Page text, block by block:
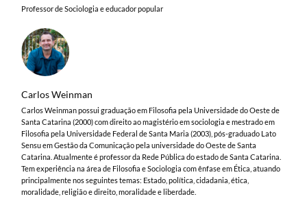
Professor de Sociologia e educador popular
Carlos Weinman
Carlos Weinman possui graduação em Filosofia pela Universidade do Oeste de
Santa Catarina (2000) com direito ao magistério em sociologia e mestrado em
Filosofia pela Universidade Federal de Santa Maria (2003), pós-graduado Lato
Sensu em Gestão da Comunicação pela universidade do Oeste de Santa
Catarina. Atualmente é professor da Rede Pública do estado de Santa Catarina.
Tem experiência na área de Filosofia e Sociologia com ênfase em Ética, atuando
principalmente nos seguintes temas: Estado, política, cidadania, ética,
moralidade, religião e direito, moralidade e liberdade.